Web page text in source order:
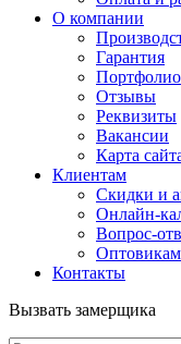
О компании
Гарантия
Портфолио
Отзывы
Реквизиты
Вакансии
Карта
Клиентам
Скидки и
Онлайн-
Вопрос-
Оптовикам
Контакты
Вызвать замерщика